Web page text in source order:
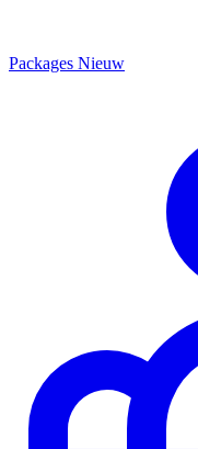
Packages Nieuw